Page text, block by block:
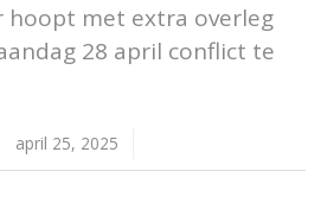
hoopt met extra overleg
28 april conflict te
april 25, 2025